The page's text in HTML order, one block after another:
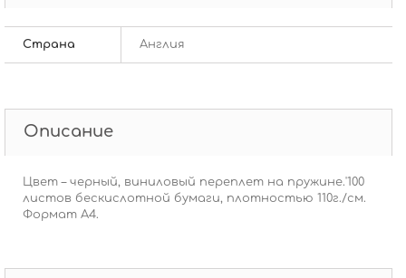
Страна Англия
Описание
Цвет – черный, виниловый переплет на пружине.'100
листов бескислотной бумаги, плотностью 110г./см.
Формат А4.